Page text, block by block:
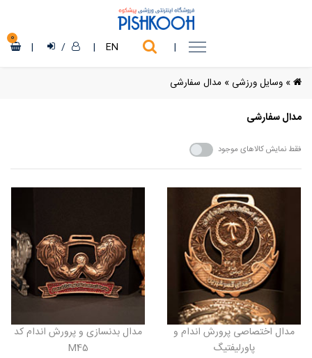
|
EN
|
/
|
0
» وسایل ورزشی » مدال سفارشی
مدال سفارشی
فقط نمایش کالاهای موجود
مدال اختصاصی پرورش اندام و
پاورلیفتیگ
مدال بدنسازی و پرورش اندام کد
M45